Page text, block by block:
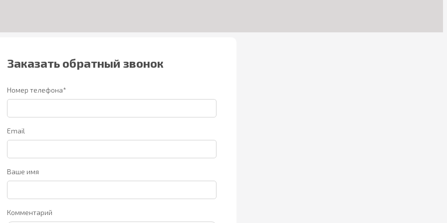
Заказать обратный звонок
Номер телефона*
Email
Ваше имя
Комментарий